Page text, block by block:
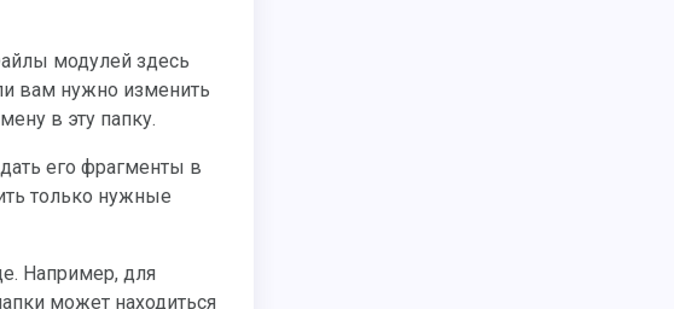
вам нужно изменить
в эту папку.
только нужные
может находиться